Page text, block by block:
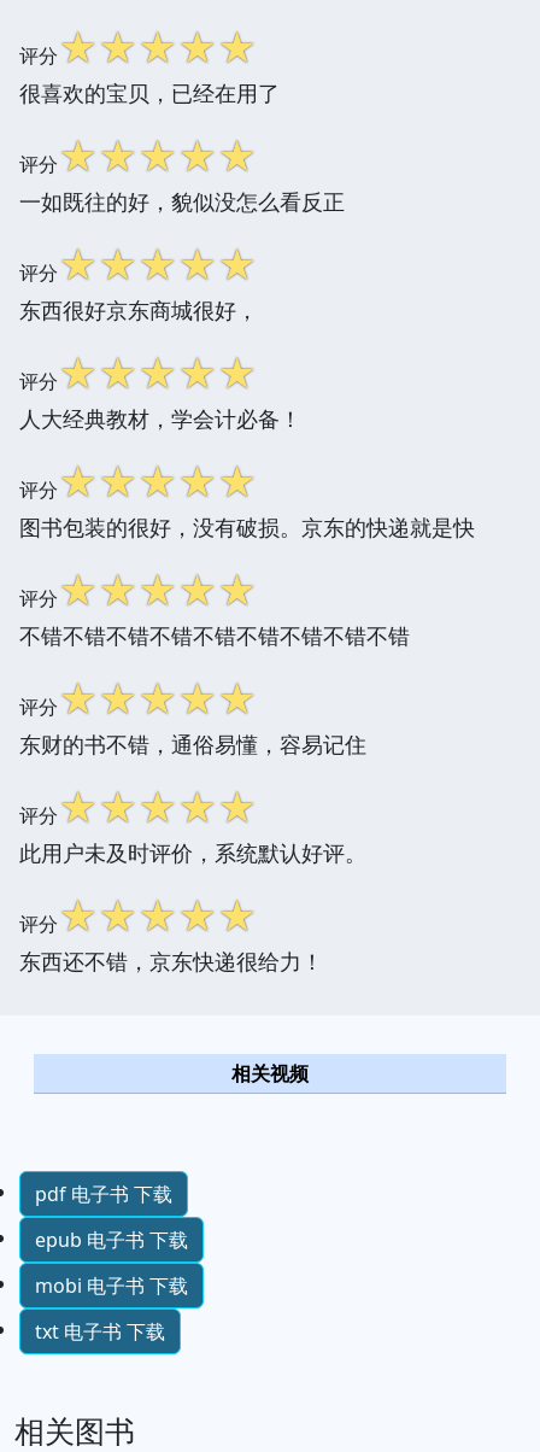
评分☆☆☆☆☆
很喜欢的宝贝，已经在用了
评分☆☆☆☆☆
一如既往的好，貌似没怎么看反正
评分☆☆☆☆☆
东西很好京东商城很好，
评分☆☆☆☆☆
人大经典教材，学会计必备！
评分☆☆☆☆☆
图书包装的很好，没有破损。京东的快递就是快
评分☆☆☆☆☆
不错不错不错不错不错不错不错不错不错
评分☆☆☆☆☆
东财的书不错，通俗易懂，容易记住
评分☆☆☆☆☆
此用户未及时评价，系统默认好评。
评分☆☆☆☆☆
东西还不错，京东快递很给力！
相关视频
pdf 电子书 下载
epub 电子书 下载
mobi 电子书 下载
txt 电子书 下载
相关图书